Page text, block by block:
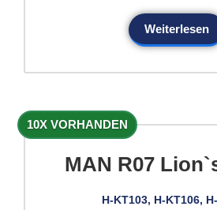
Weiterlesen
10X VORHANDEN
MAN R07
H-KT103, H-KT106,